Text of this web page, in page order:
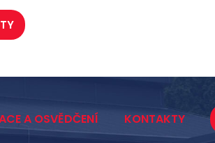
A OSVĚDČENÍ KONTAKTY